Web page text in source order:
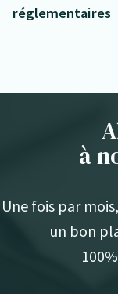
réglementaires
à
Une fois par
un bon